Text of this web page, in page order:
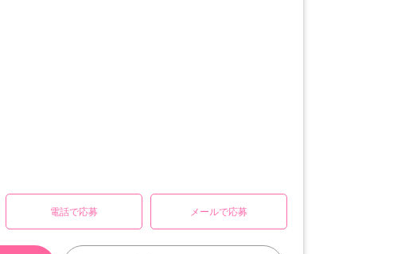
電話で応募 メールで応募